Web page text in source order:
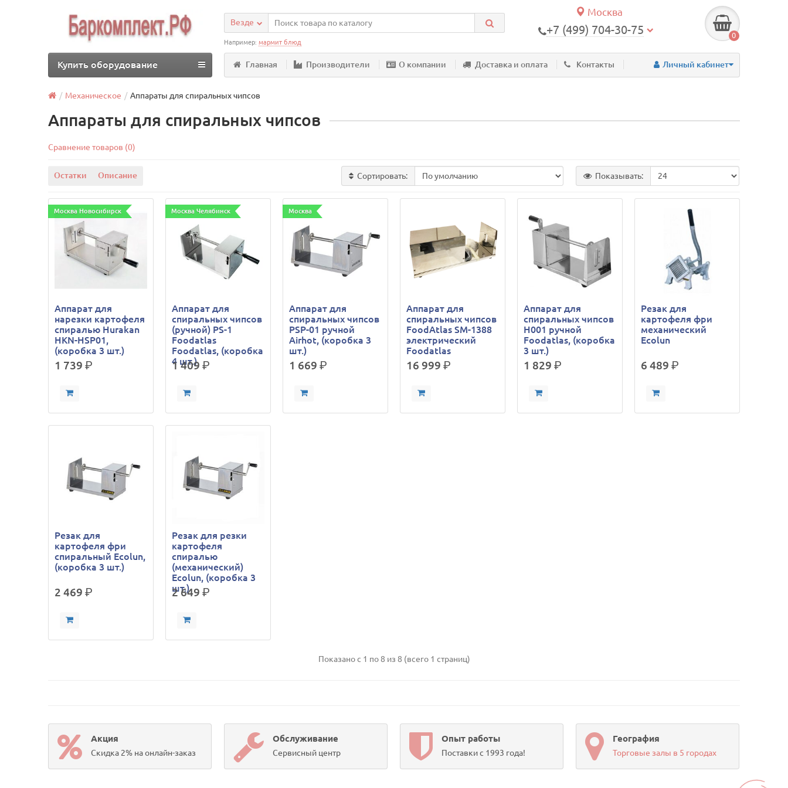
Москва
+7 (499) 704-30-75 0
Везде
Например:мармит блюд
Главная Производители О компании Доставка и оплата Контакты Личный кабинет
Купить оборудование
Механическое Аппараты для спиральных чипсов
Аппараты для спиральных чипсов
Сравнение товаров (0)
Остатки Описание Сортировать: Показывать:
Москва Новосибирск
Аппарат для
нарезки картофеля
спиралью Hurakan
HKN-HSP01,
(коробка 3 шт.)
1 739р.
Москва Челябинск
Аппарат для
спиральных чипсов
(ручной) PS-1
Foodatlas
Foodatlas, (коробка
4 шт.)
1 409р.
Москва
Аппарат для
спиральных чипсов
PSP-01 ручной
Airhot, (коробка 3
шт.)
1 669р.
Аппарат для
спиральных чипсов
FoodAtlas SM-1388
электрический
Foodatlas
16 999 р.
Аппарат для
спиральных чипсов
H001 ручной
Foodatlas, (коробка
3 шт.)
1 829 р.
Резак для
картофеля фри
механический
Ecolun
6 489 р.
Резак для
картофеля фри
спиральный Ecolun,
(коробка 3 шт.)
2 469р.
Резак для резки
картофеля
спиралью
(механический)
Ecolun, (коробка 3
шт.)
2 649р.
Показано с 1 по 8 из 8 (всего 1 страниц)
Акция
Скидка 2% на онлайн-заказ
Обслуживание
Сервисный центр
Опыт работы
Поставки с 1993 года!
География
Торговые залы в 5 городах